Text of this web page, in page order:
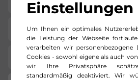
Einstellungen
Um Ihnen ein optimales
die Leistung der Webseite
verarbeiten wir personenbezogene
Cookies - sowohl eigene als auch
wir Ihre Privatsphäre
standardmäßig deaktiviert. Wir
Karosserie LKW
Standort NFZ